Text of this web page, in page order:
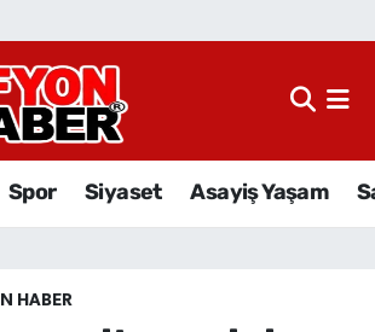
Spor Siyaset Asayiş Yaşam
HABER